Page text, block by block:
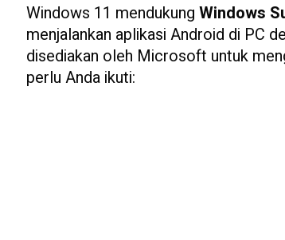
Windows 11 mendukungWindows
menjalankan aplikasi Android di PC
disediakan oleh Microsoft untuk
perlu Anda ikuti: